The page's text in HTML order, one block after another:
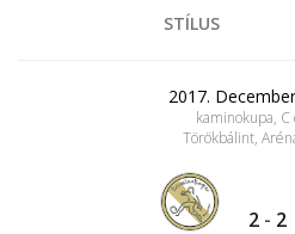
STÍLUS
2017.
kaminokupa, C
Törökbálint,
2 - 2